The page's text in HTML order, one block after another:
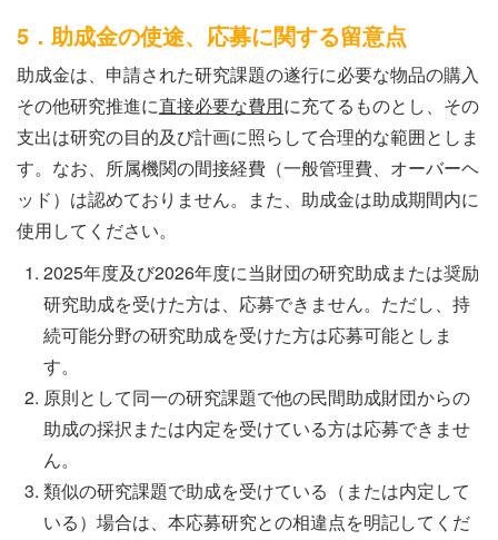
5．助成金の使途、応募に関する留意点
助成金は、申請された研究課題の遂行に必要な物品の購入
その他研究推進に直接必要な費用に充てるものとし、その
支出は研究の目的及び計画に照らして合理的な範囲としま
す。なお、所属機関の間接経費（一般管理費、オーバーヘ
ッド）は認めておりません。また、助成金は助成期間内に
使用してください。
2025年度及び2026年度に当財団の研究助成または奨励
研究助成を受けた方は、応募できません。ただし、持
続可能分野の研究助成を受けた方は応募可能としま
す。
原則として同一の研究課題で他の民間助成財団からの
助成の採択または内定を受けている方は応募できませ
ん。
類似の研究課題で助成を受けている（または内定して
いる）場合は、本応募研究との相違点を明記してくだ